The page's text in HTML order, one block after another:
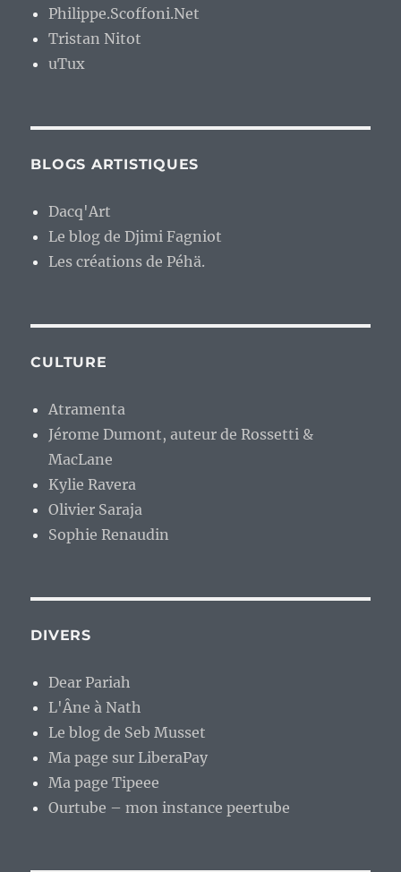
Philippe.Scoffoni.Net
Tristan Nitot
uTux
BLOGS ARTISTIQUES
Dacq'Art
Le blog de Djimi Fagniot
Les créations de Péhä.
CULTURE
Atramenta
Jérome Dumont, auteur de Rossetti &
MacLane
Kylie Ravera
Olivier Saraja
Sophie Renaudin
DIVERS
Dear Pariah
L'Âne à Nath
Le blog de Seb Musset
Ma page sur LiberaPay
Ma page Tipeee
Ourtube – mon instance peertube